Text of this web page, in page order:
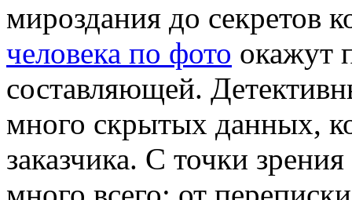
мироздания до секретов
человека по фото окажут
составляющей.
много скрытых данных,
заказчика. С точки